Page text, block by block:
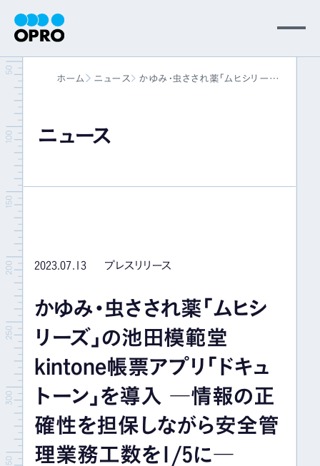
会社情報
事業内容
ニュース
パートナー
サポート
イベント＆セミナー
IR情報
採用情報
ホーム ニュース
かゆみ・虫さされ薬「ムヒシリー
ニュース
2023.07.13 プレスリリース
かゆみ・虫さされ薬「ムヒシ
リーズ」の池田模範堂
kintone帳票アプリ「ドキュ
トーン」を導入 ―情報の正
確性を担保しながら安全管
理業務工数を1/5に―